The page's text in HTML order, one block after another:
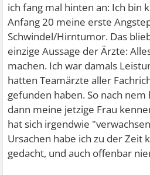
ich fang mal hinten an: Ich bin
Anfang 20 meine erste
Schwindel/Hirntumor. Das
einzige Aussage der Ärzte:
machen. Ich war damals
hatten Teamärzte aller
gefunden haben. So nach nem
dann meine jetzige Frau
hat sich irgendwie
Ursachen habe ich zu der Zeit
gedacht, und auch offenbar